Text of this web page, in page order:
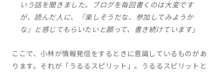
いう話を聞きました。ブログを毎回書くのは大変です
が、読んだ人に、『楽しそうだな、参加してみようか
な』と感じてもらいたいと願って、書き続けています」
ここで、小林が情報発信をするときに意識しているものがあ
ります。それが「うるるスピリット」。うるるスピリットと